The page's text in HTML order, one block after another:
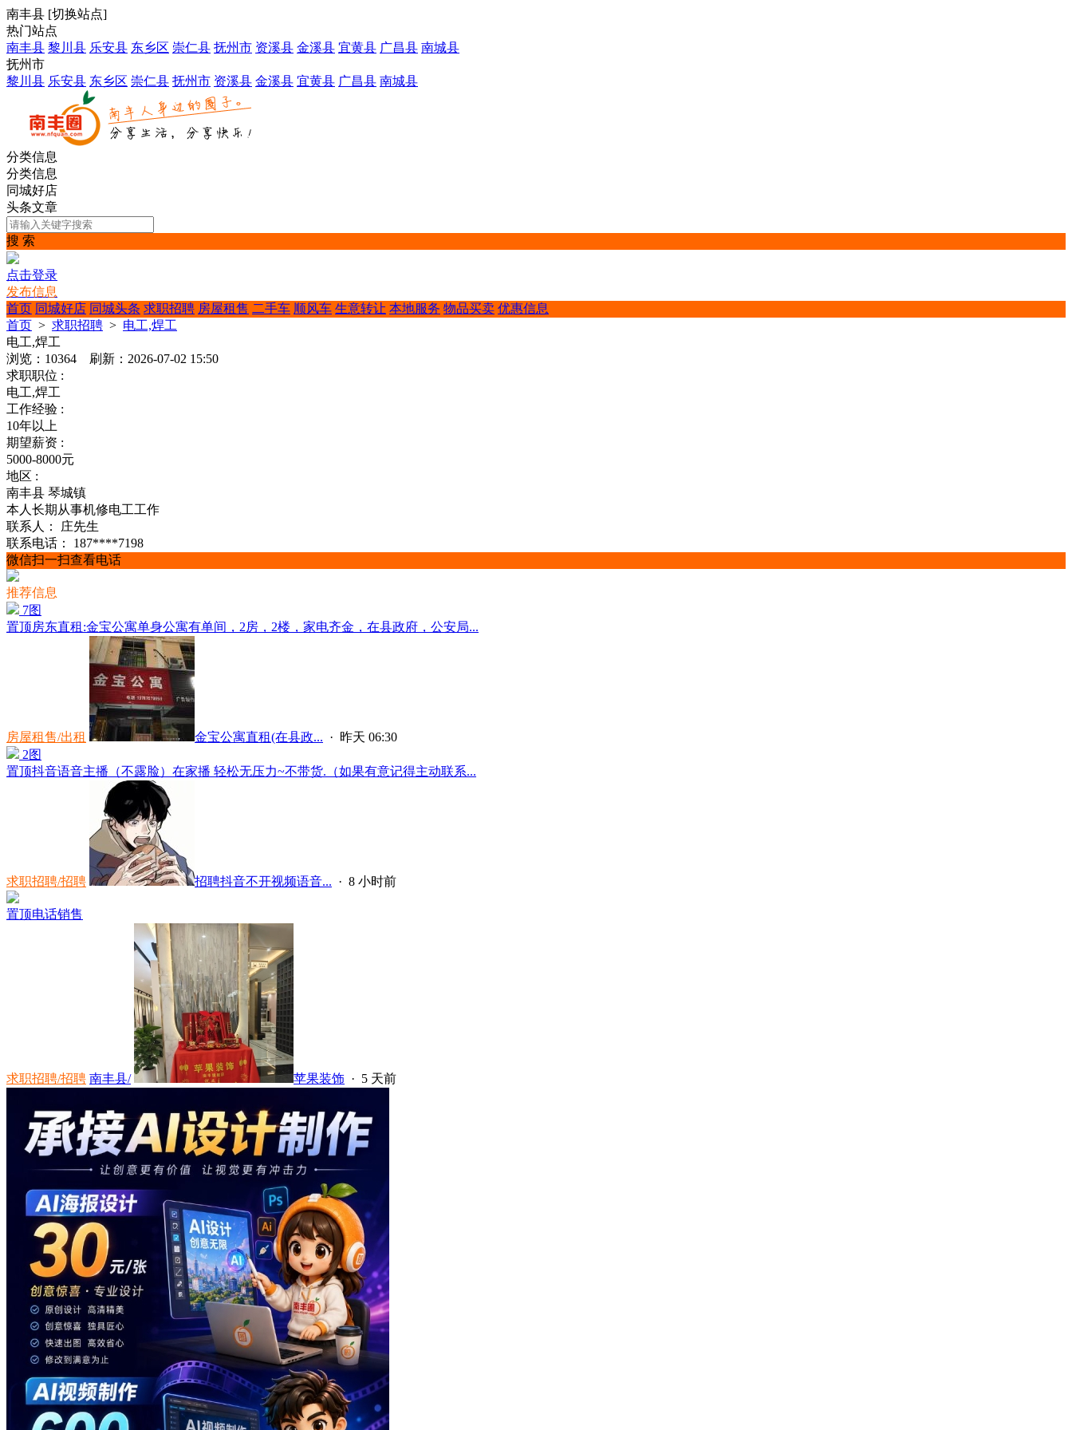
南丰县 [切换站点]
热门站点
南丰县 黎川县 乐安县 东乡区 崇仁县 抚州市 资溪县 金溪县 宜黄县 广昌县 南城县
抚州市
黎川县 乐安县 东乡区 崇仁县 抚州市 资溪县 金溪县 宜黄县 广昌县 南城县
分类信息
分类信息
同城好店
头条文章
搜 索
点击登录
发布信息
首页 同城好店 同城头条 求职招聘 房屋租售 二手车 顺风车 生意转让 本地服务 物品买卖 优惠信息
首页 > 求职招聘 > 电工,焊工
电工,焊工
浏览：10364 刷新：2026-07-02 15:50
求职职位 :
电工,焊工
工作经验 :
10年以上
期望薪资 :
5000-8000元
地区 :
南丰县 琴城镇
本人长期从事机修电工工作
联系人：
庄先生
联系电话：
187****7198
微信扫一扫查看电话
推荐信息
7图
置顶房东直租:金宝公寓单身公寓有单间，2房，2楼，家电齐金，在县政府，公安局...
房屋租售/出租 金宝公寓直租(在县政... · 昨天 06:30
2图
置顶抖音语音主播（不露脸）在家播 轻松无压力~不带货.（如果有意记得主动联系...
求职招聘/招聘 招聘抖音不开视频语音... · 8 小时前
置顶电话销售
求职招聘/招聘 南丰县/ 苹果装饰 · 5 天前